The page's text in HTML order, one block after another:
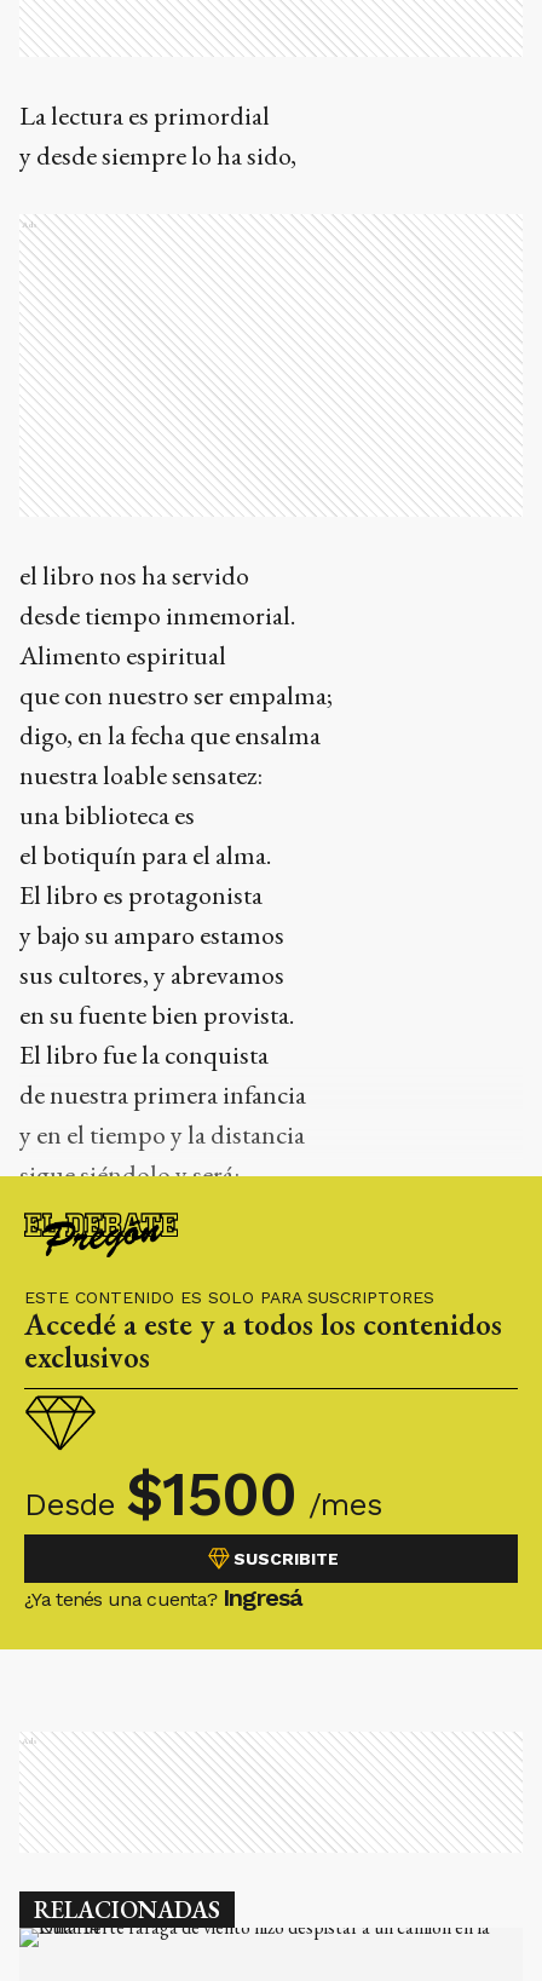
ESTE CONTENIDO ES SOLO PARA SUSCRIPTORES
Accedé a este y a todos los contenidos
exclusivos
Desde $1500 /mes
SUSCRIBITE
¿Ya tenés una cuenta? Ingresá
La lectura es primordial
y desde siempre lo ha sido,
Ads
el libro nos ha servido
desde tiempo inmemorial.
Alimento espiritual
que con nuestro ser empalma;
digo, en la fecha que ensalma
nuestra loable sensatez:
una biblioteca es
el botiquín para el alma.
El libro es protagonista
y bajo su amparo estamos
sus cultores, y abrevamos
en su fuente bien provista.
El libro fue la conquista
de nuestra primera infancia
y en el tiempo y la distancia
sigue siéndolo y será:
el libro está más allá
de la mera circunstancia.
Ads
RELACIONADAS